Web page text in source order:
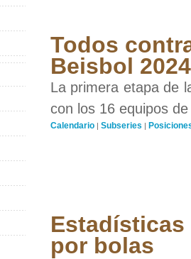
Todos
Beisbol 2024
La primera etapa de
con los 16 equipos
Calendario | Subseries |
Estadísticas
por bolas